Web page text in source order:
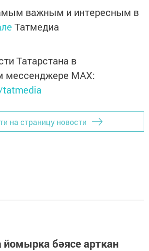
важным и интересным в
Татмедиа
Татарстана в
мессенджере MАХ:
на страницу новости
йомырка бәясе арткан